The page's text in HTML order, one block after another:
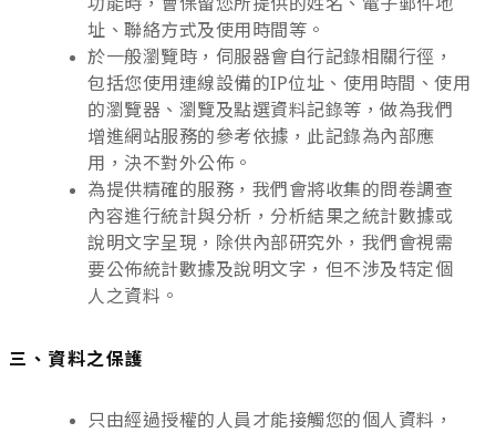
址、聯絡方式及使用時間等。
於一般瀏覽時，伺服器會自行記錄相關行徑，
包括您使用連線設備的IP位址、使用時間、使用
的瀏覽器、瀏覽及點選資料記錄等，做為我們
增進網站服務的參考依據，此記錄為內部應
用，決不對外公佈。
為提供精確的服務，我們會將收集的問卷調查
內容進行統計與分析，分析結果之統計數據或
說明文字呈現，除供內部研究外，我們會視需
要公佈統計數據及說明文字，但不涉及特定個
人之資料。
三、資料之保護
只由經過授權的人員才能接觸您的個人資料，